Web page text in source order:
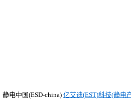
静电中国(ESD-china) 亿艾迪(EST)科技(静电